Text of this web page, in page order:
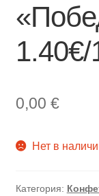
1.40€/
0,00 €
Нет в
Категория: